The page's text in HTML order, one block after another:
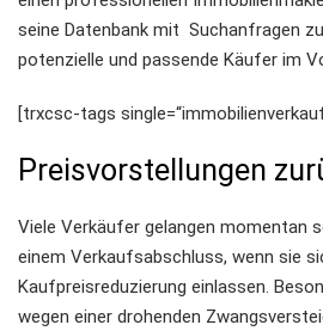
seine Datenbank mit Suchanfragen
potenzielle und passende Käufer im
[trxcsc-tags
Preisvorstellungen
Viele Verkäufer gelangen momentan
einem Verkaufsabschluss, wenn sie
Kaufpreisreduzierung einlassen.
wegen einer drohenden